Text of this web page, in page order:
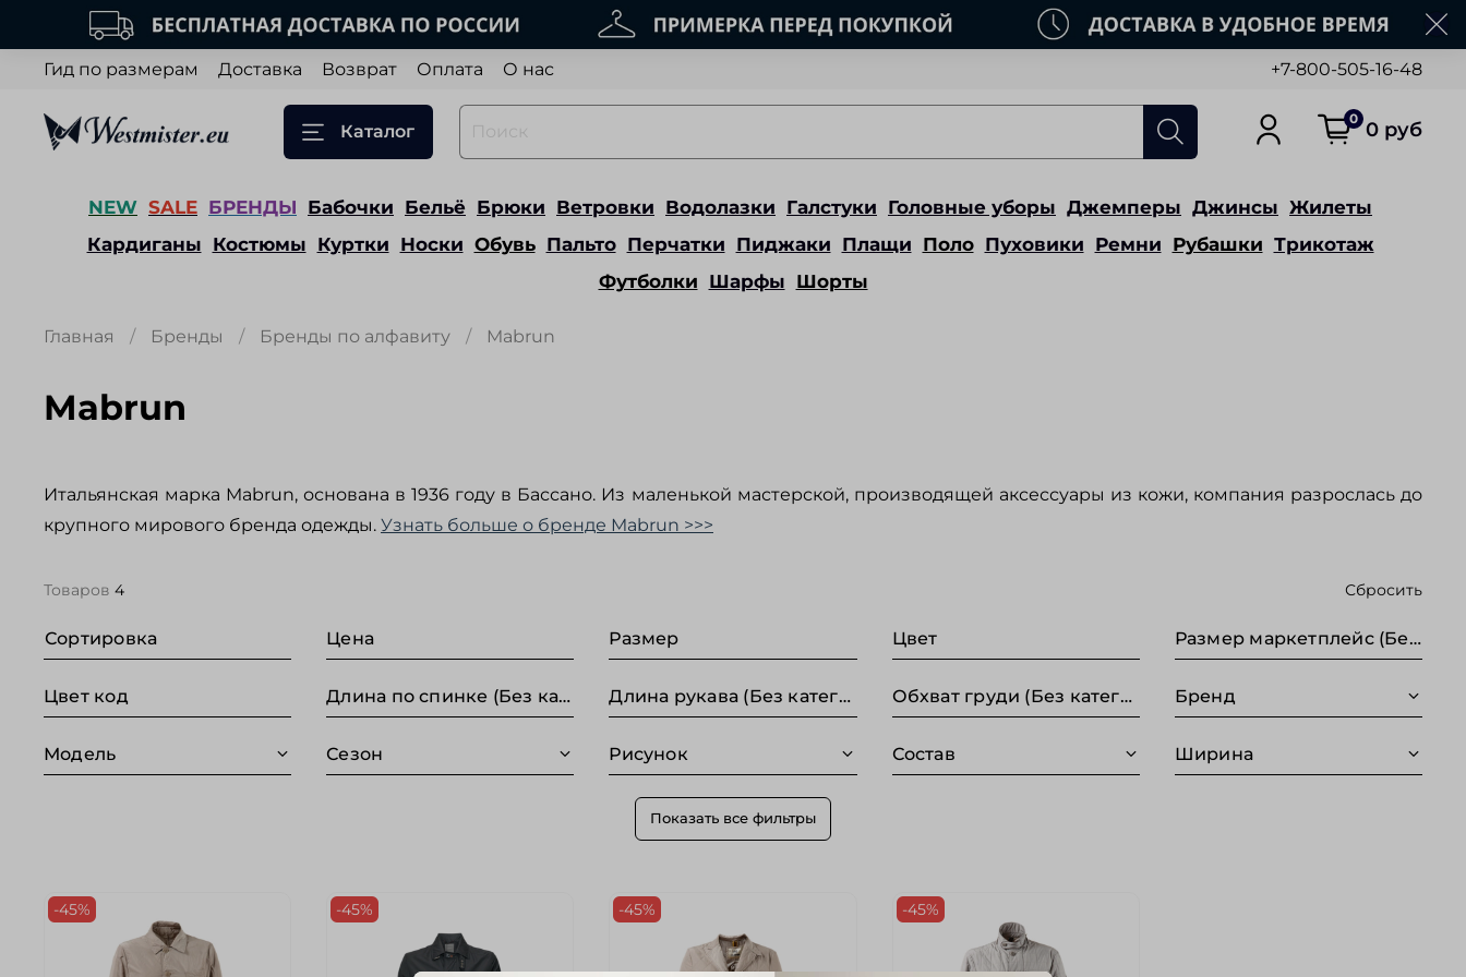
Гид по размерам Доставка Возврат Оплата О нас +7-800-505-16-48
Каталог
0 0 руб
NEW SALE БРЕНДЫ Бабочки Бельё Брюки Ветровки Водолазки Галстуки Головные уборы Джемперы Джинсы Жилеты
Кардиганы Костюмы Куртки Носки Обувь Пальто Перчатки Пиджаки Плащи Поло Пуховики Ремни Рубашки Трикотаж
Футболки Шарфы Шорты
Главная Бренды Бренды по алфавиту Mabrun
Mabrun
Итальянская марка Mabrun, основана в 1936 году в Бассано. Из маленькой мастерской, производящей аксессуары из кожи, компания разрослась до
крупного мирового бренда одежды. Узнать больше о бренде Mabrun >>>
Товаров 4 Сбросить
Сортировка Цена Размер Цвет Размер маркетплейс (Без категории)
Цвет код Длина по спинке (Без категории) Длина рукава (Без категории) Обхват груди (Без категории) Бренд
Модель Сезон Рисунок Состав Ширина
Показать все фильтры
-45% -45% -45% -45%